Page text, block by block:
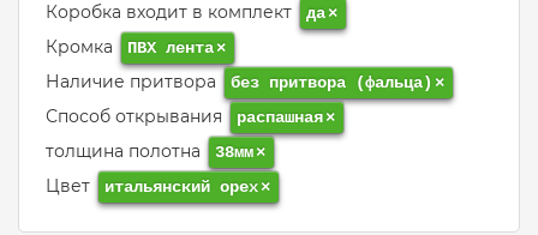
Коробка входит в комплект да×
Кромка ПВХ лента×
Наличие притвора без притвора (фальца) ×
Способ открывания распашная×
толщина полотна 38мм×
Цвет итальянский орех×